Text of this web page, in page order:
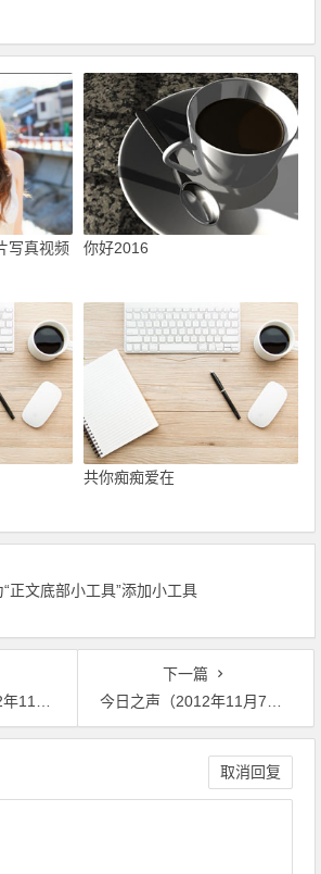
写真视频
你好2016
共你痴痴爱在
“正文底部小工具”添加小工具
这么死的
下一篇
今日之声（2012年11月7日）坚决听领导的话
取消回复